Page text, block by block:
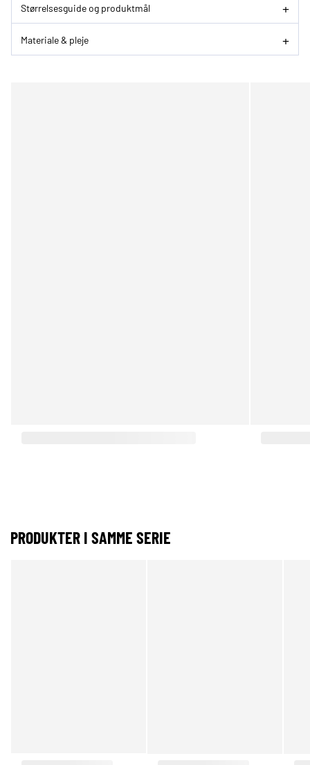
Størrelsesguide og produktmål
Materiale & pleje
PRODUKTER I SAMME SERIE